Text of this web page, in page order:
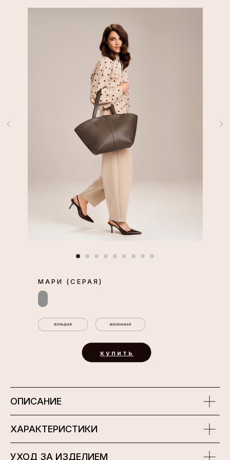
МАРИ (СЕРАЯ)
купить
ОПИСАНИЕ
ХАРАКТЕРИСТИКИ
УХОД ЗА ИЗДЕЛИЕМ